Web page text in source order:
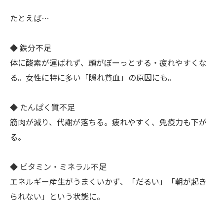
たとえば…
◆ 鉄分不足
体に酸素が運ばれず、頭がぼーっとする・疲れやすくな
る。女性に特に多い「隠れ貧血」の原因にも。
◆ たんぱく質不足
筋肉が減り、代謝が落ちる。疲れやすく、免疫力も下が
る。
◆ ビタミン・ミネラル不足
エネルギー産生がうまくいかず、「だるい」「朝が起き
られない」という状態に。